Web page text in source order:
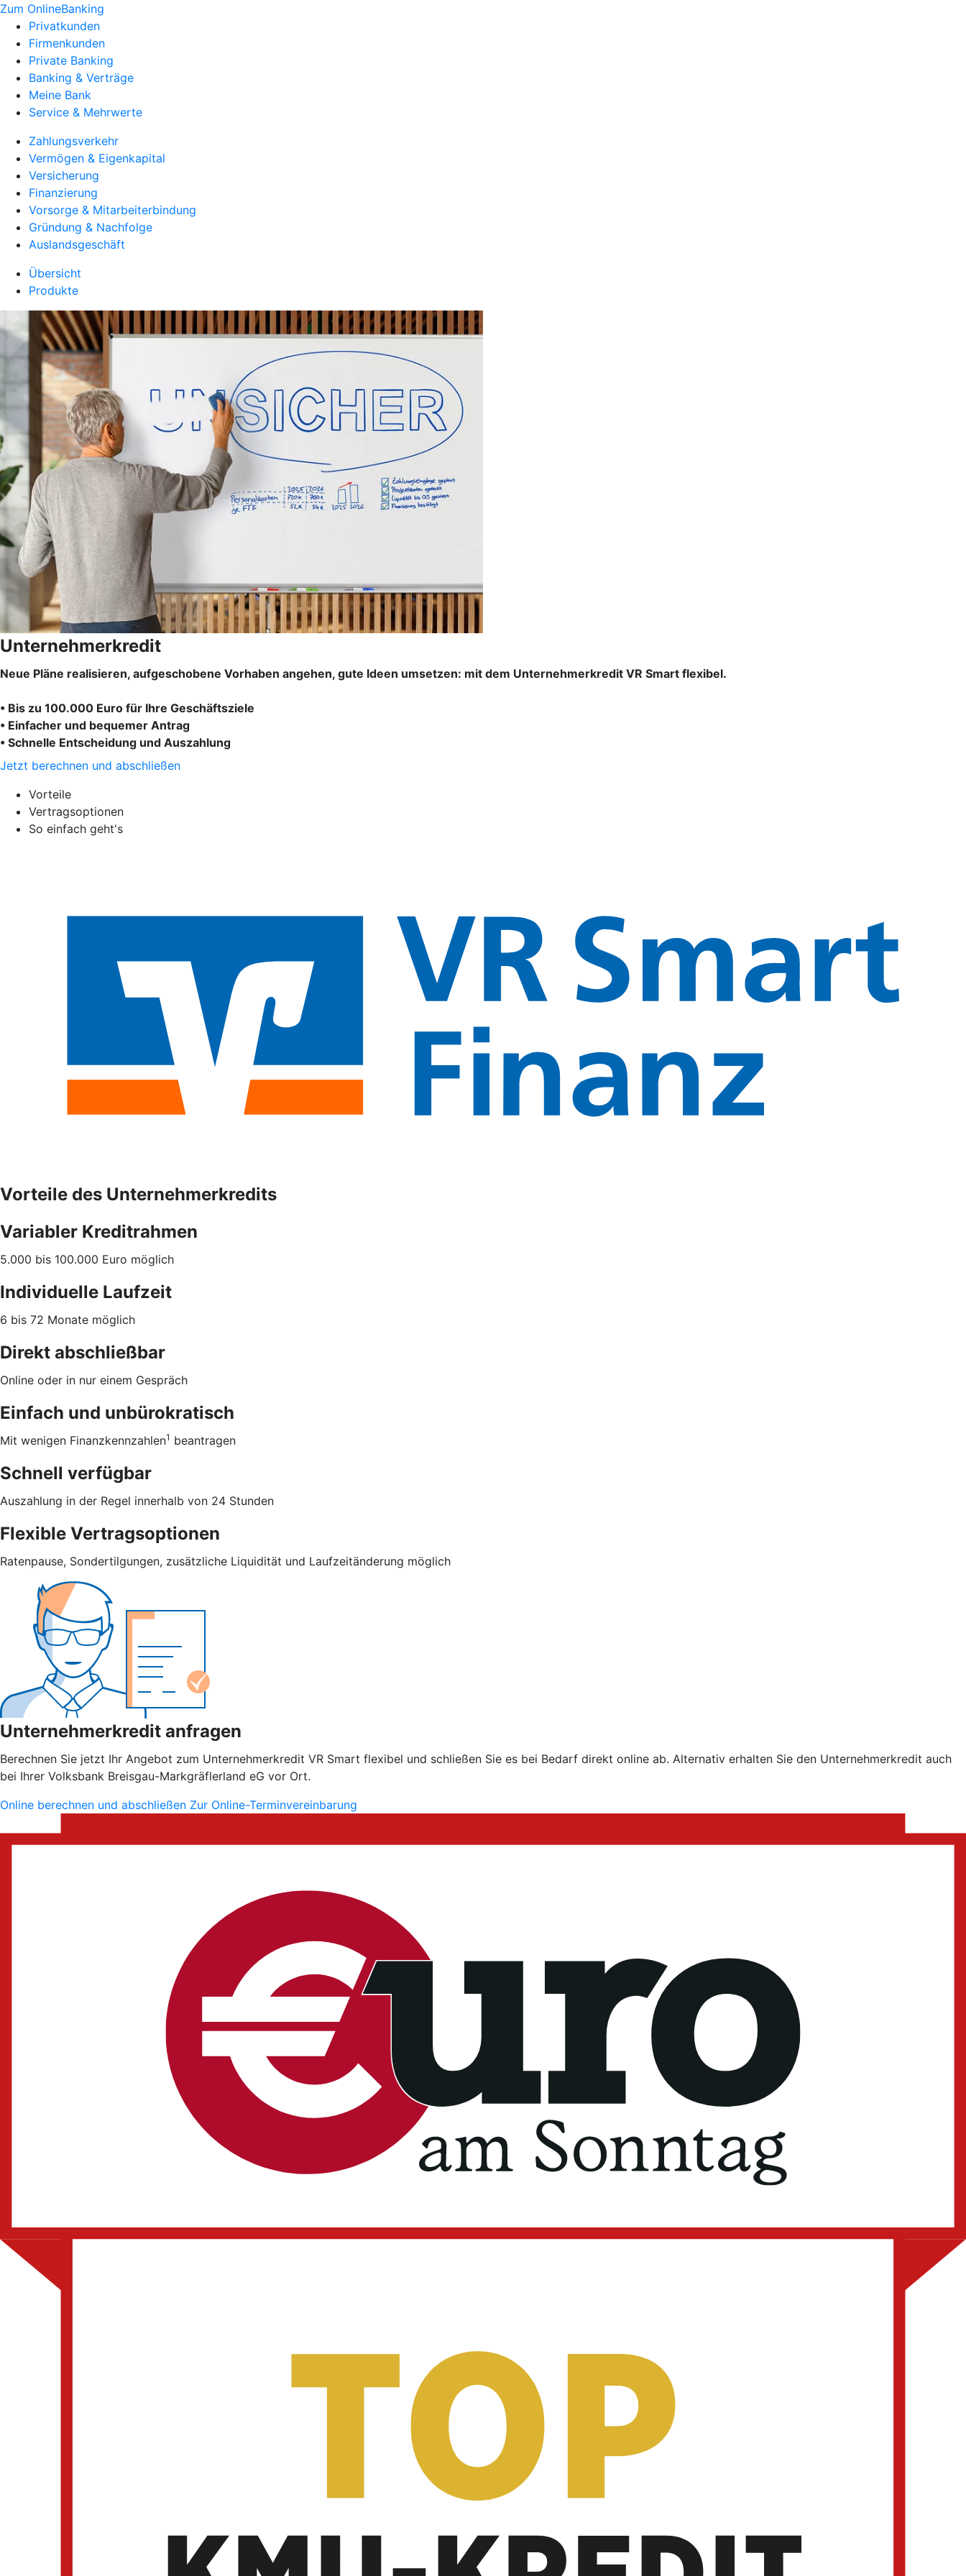
Zum OnlineBanking
Privatkunden
Firmenkunden
Private Banking
Banking & Verträge
Meine Bank
Service & Mehrwerte
Zahlungsverkehr
Vermögen & Eigenkapital
Versicherung
Finanzierung
Vorsorge & Mitarbeiterbindung
Gründung & Nachfolge
Auslandsgeschäft
Übersicht
Produkte
Unternehmerkredit
Neue Pläne realisieren, aufgeschobene Vorhaben angehen, gute Ideen umsetzen: mit dem Unternehmerkredit VR Smart flexibel.
• Bis zu 100.000 Euro für Ihre Geschäftsziele
• Einfacher und bequemer Antrag
• Schnelle Entscheidung und Auszahlung
Jetzt berechnen und abschließen
Vorteile
Vertragsoptionen
So einfach geht's
Vorteile des Unternehmerkredits
Variabler Kreditrahmen
5.000 bis 100.000 Euro möglich
Individuelle Laufzeit
6 bis 72 Monate möglich
Direkt abschließbar
Online oder in nur einem Gespräch
Einfach und unbürokratisch
Mit wenigen Finanzkennzahlen1 beantragen
Schnell verfügbar
Auszahlung in der Regel innerhalb von 24 Stunden
Flexible Vertragsoptionen
Ratenpause, Sondertilgungen, zusätzliche Liquidität und Laufzeitänderung möglich
Unternehmerkredit anfragen
Berechnen Sie jetzt Ihr Angebot zum Unternehmerkredit VR Smart flexibel und schließen Sie es bei Bedarf direkt online ab. Alternativ erhalten Sie den Unternehmerkredit auch
bei Ihrer Volksbank Breisgau-Markgräflerland eG vor Ort.
Online berechnen und abschließen Zur Online-Terminvereinbarung